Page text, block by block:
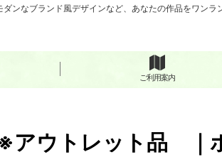
なブランド風デザインなど、あなたの作品をワンラ
ご利用案内
ウトレット品 ｜